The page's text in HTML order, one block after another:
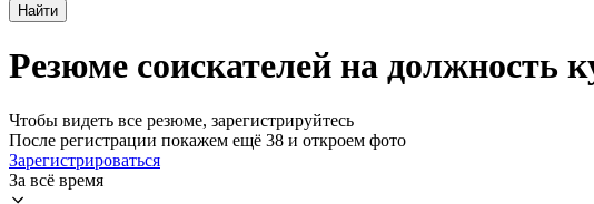
Найти
Резюме соискателей на должность
Чтобы видеть все резюме, зарегистрируйтесь
После регистрации покажем ещё 38 и откроем фото
Зарегистрироваться
За всё время